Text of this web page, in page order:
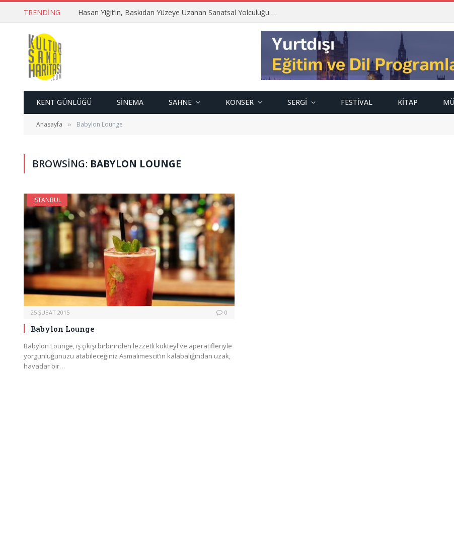
TRENDING Hasan Yiğit’in, Baskıdan Yüzeye Uzanan Sanatsal Yolculuğu…
KENT GÜNLÜĞÜ SINEMA SAHNE KONSER SERGI FESTIVAL KITAP
Anasayfa » Babylon Lounge
BROWSING: BABYLON LOUNGE
İSTANBUL
25 ŞUBAT 2015 0
Babylon Lounge
Babylon Lounge, iş çıkışı birbirinden lezzetli kokteyl ve aperatifleriyle
yorgunluğunuzu atabileceğiniz Asmalımescit’in kalabalığından uzak,
havadar bir…